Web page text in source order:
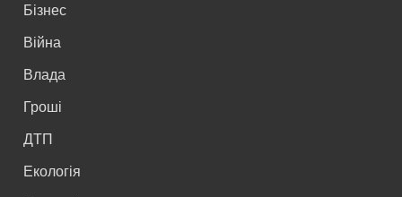
Бізнес
Війна
Влада
Гроші
ДТП
Екологія